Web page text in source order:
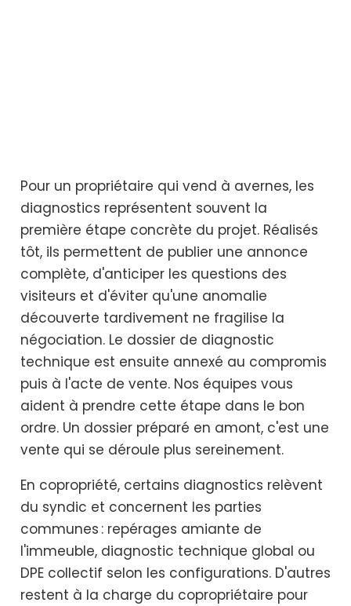
Pour un propriétaire qui vend à avernes, les
diagnostics représentent souvent la
première étape concrète du projet. Réalisés
tôt, ils permettent de publier une annonce
complète, d'anticiper les questions des
visiteurs et d'éviter qu'une anomalie
découverte tardivement ne fragilise la
négociation. Le dossier de diagnostic
technique est ensuite annexé au compromis
puis à l'acte de vente. Nos équipes vous
aident à prendre cette étape dans le bon
ordre. Un dossier préparé en amont, c'est une
vente qui se déroule plus sereinement.
En copropriété, certains diagnostics relèvent
du syndic et concernent les parties
communes : repérages amiante de
l'immeuble, diagnostic technique global ou
DPE collectif selon les configurations. D'autres
restent à la charge du copropriétaire pour